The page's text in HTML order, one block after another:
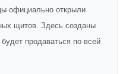
официально открыли
щитов. Здесь созданы
продаваться по всей